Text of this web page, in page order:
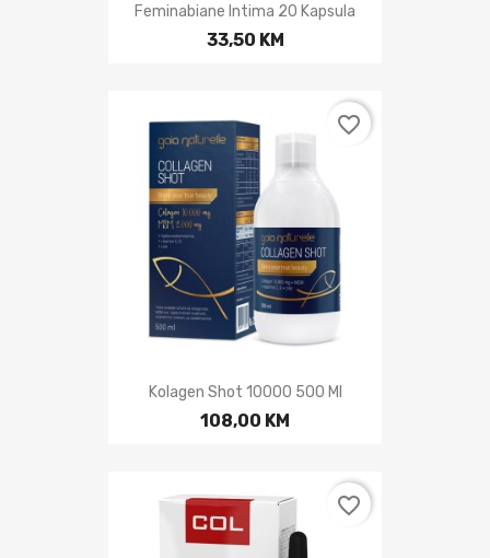
Feminabiane Intima 20 Kapsula
33,50 KM
Kolagen Shot 10000 500 Ml
108,00 KM
favorite_border
favorite_border